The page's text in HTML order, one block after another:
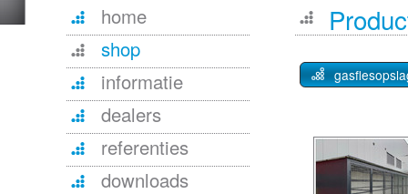
home
shop
informatie
dealers
referenties
downloads